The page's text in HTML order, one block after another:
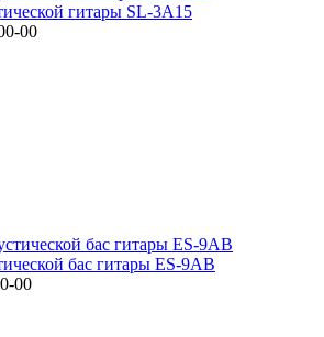
гитары SL-3A15
00
бас гитары ES-9АВ
00